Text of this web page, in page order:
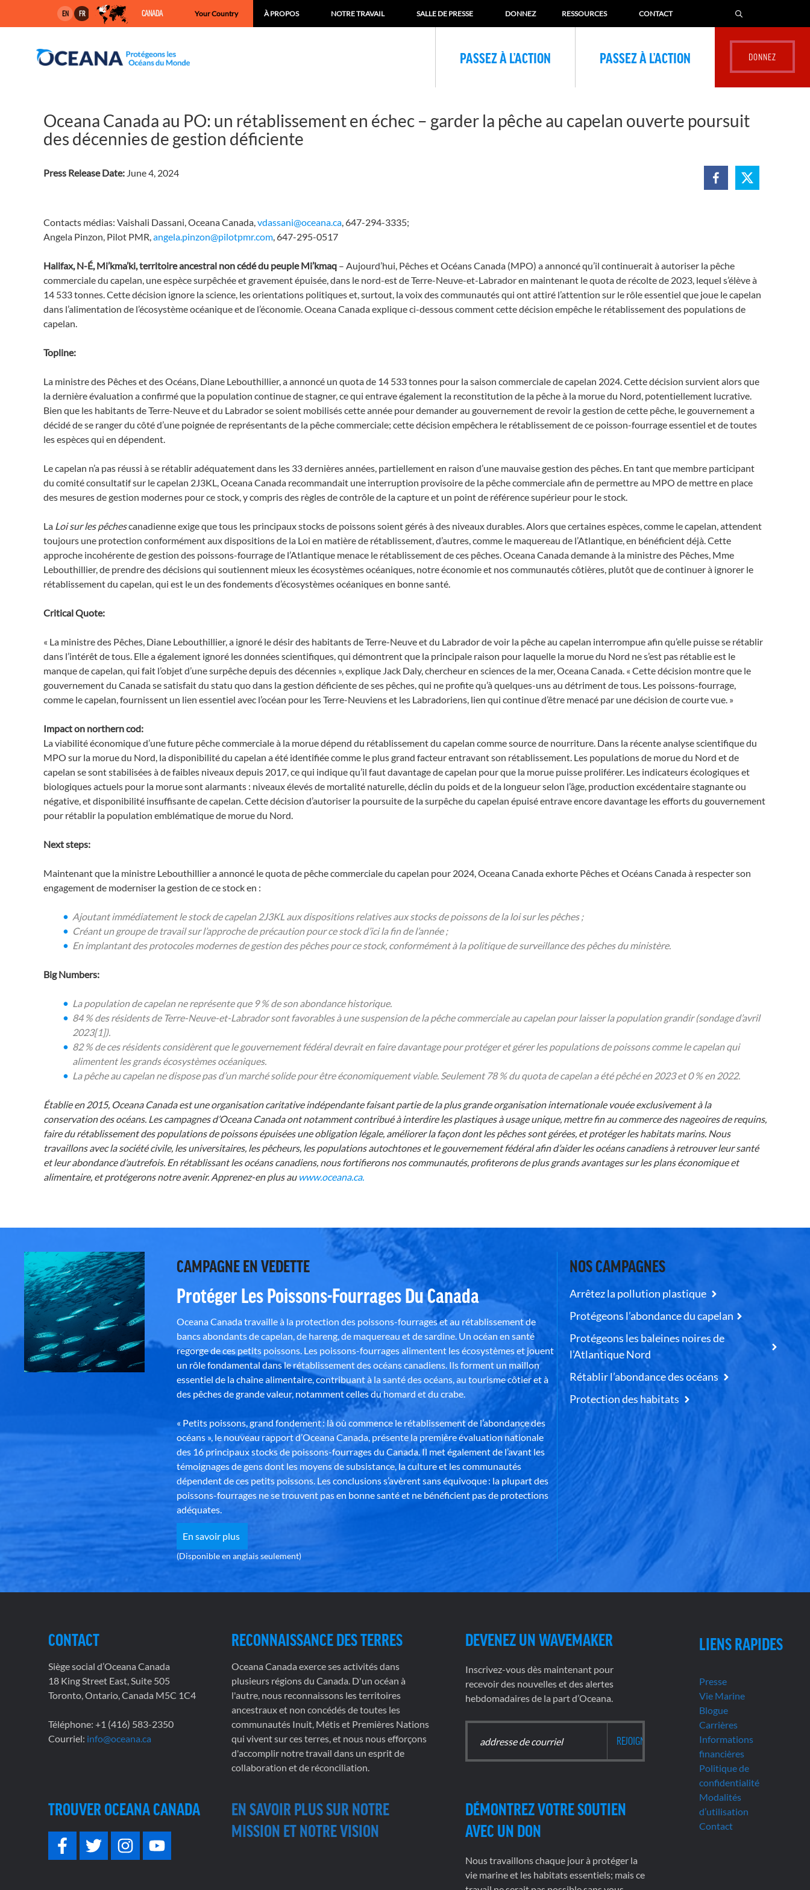
EN FR CANADA Your Country À PROPOS NOTRE TRAVAIL SALLE DE PRESSE DONNEZ RESSOURCES CONTACT
PASSEZ À L’ACTION PASSEZ À L’ACTION
Oceana Canada au PO: un rétablissement en échec – garder la pêche au capelan ouverte poursuit
des décennies de gestion déficiente
Press Release Date: June 4, 2024
Contacts médias: Vaishali Dassani, Oceana Canada,vdassani@oceana.ca, 647-294-3335;
Angela Pinzon, Pilot PMR,angela.pinzon@pilotpmr.com, 647-295-0517
Halifax, N-É, Mi’kma’ki, territoire ancestral non cédé du peuple Mi’kmaq – Aujourd’hui, Pêches et Océans Canada (MPO) a annoncé qu’il continuerait à autoriser la pêche
commerciale du capelan, une espèce surpêchée et gravement épuisée, dans le nord-est de Terre-Neuve-et-Labrador en maintenant le quota de récolte de 2023, lequel s’élève à
14 533 tonnes. Cette décision ignore la science, les orientations politiques et, surtout, la voix des communautés qui ont attiré l’attention sur le rôle essentiel que joue le capelan
dans l’alimentation de l’écosystème océanique et de l’économie. Oceana Canada explique ci-dessous comment cette décision empêche le rétablissement des populations de
capelan.
Topline:
La ministre des Pêches et des Océans, Diane Lebouthillier, a annoncé un quota de 14 533 tonnes pour la saison commerciale de capelan 2024. Cette décision survient alors que
la dernière évaluation a confirmé que la population continue de stagner, ce qui entrave également la reconstitution de la pêche à la morue du Nord, potentiellement lucrative.
Bien que les habitants de Terre-Neuve et du Labrador se soient mobilisés cette année pour demander au gouvernement de revoir la gestion de cette pêche, le gouvernement a
décidé de se ranger du côté d’une poignée de représentants de la pêche commerciale; cette décision empêchera le rétablissement de ce poisson-fourrage essentiel et de toutes
les espèces qui en dépendent.
Le capelan n’a pas réussi à se rétablir adéquatement dans les 33 dernières années, partiellement en raison d’une mauvaise gestion des pêches. En tant que membre participant
du comité consultatif sur le capelan 2J3KL, Oceana Canada recommandait une interruption provisoire de la pêche commerciale afin de permettre au MPO de mettre en place
des mesures de gestion modernes pour ce stock, y compris des règles de contrôle de la capture et un point de référence supérieur pour le stock.
La Loi sur les pêchescanadienne exige que tous les principaux stocks de poissons soient gérés à des niveaux durables. Alors que certaines espèces, comme le capelan, attendent
toujours une protection conformément aux dispositions de la Loi en matière de rétablissement, d’autres, comme le maquereau de l’Atlantique, en bénéficient déjà. Cette
approche incohérente de gestion des poissons-fourrage de l’Atlantique menace le rétablissement de ces pêches. Oceana Canada demande à la ministre des Pêches, Mme
Lebouthillier, de prendre des décisions qui soutiennent mieux les écosystèmes océaniques, notre économie et nos communautés côtières, plutôt que de continuer à ignorer le
rétablissement du capelan, qui est le un des fondements d’écosystèmes océaniques en bonne santé.
Critical Quote:
« La ministre des Pêches, Diane Lebouthillier, a ignoré le désir des habitants de Terre-Neuve et du Labrador de voir la pêche au capelan interrompue afin qu’elle puisse se rétablir
dans l’intérêt de tous. Elle a également ignoré les données scientifiques, qui démontrent que la principale raison pour laquelle la morue du Nord ne s’est pas rétablie est le
manque de capelan, qui fait l’objet d’une surpêche depuis des décennies », explique Jack Daly, chercheur en sciences de la mer, Oceana Canada. « Cette décision montre que le
gouvernement du Canada se satisfait du statu quo dans la gestion déficiente de ses pêches, qui ne profite qu’à quelques-uns au détriment de tous. Les poissons-fourrage,
comme le capelan, fournissent un lien essentiel avec l’océan pour les Terre-Neuviens et les Labradoriens, lien qui continue d’être menacé par une décision de courte vue. »
Impact on northern cod:
La viabilité économique d’une future pêche commerciale à la morue dépend du rétablissement du capelan comme source de nourriture. Dans la récente analyse scientifique du
MPO sur la morue du Nord, la disponibilité du capelan a été identifiée comme le plus grand facteur entravant son rétablissement. Les populations de morue du Nord et de
capelan se sont stabilisées à de faibles niveaux depuis 2017, ce qui indique qu’il faut davantage de capelan pour que la morue puisse proliférer. Les indicateurs écologiques et
biologiques actuels pour la morue sont alarmants : niveaux élevés de mortalité naturelle, déclin du poids et de la longueur selon l’âge, production excédentaire stagnante ou
négative, et disponibilité insuffisante de capelan. Cette décision d’autoriser la poursuite de la surpêche du capelan épuisé entrave encore davantage les efforts du gouvernement
pour rétablir la population emblématique de morue du Nord.
Next steps:
Maintenant que la ministre Lebouthillier a annoncé le quota de pêche commerciale du capelan pour 2024, Oceana Canada exhorte Pêches et Océans Canada à respecter son
engagement de moderniser la gestion de ce stock en :
Ajoutant immédiatement le stock de capelan 2J3KL aux dispositions relatives aux stocks de poissons de la loi sur les pêches ;
Créant un groupe de travail sur l’approche de précaution pour ce stock d’ici la fin de l’année ;
En implantant des protocoles modernes de gestion des pêches pour ce stock, conformément à la politique de surveillance des pêches du ministère.
Big Numbers:
La population de capelan ne représente que 9 % de son abondance historique.
84 % des résidents de Terre-Neuve-et-Labrador sont favorables à une suspension de la pêche commerciale au capelan pour laisser la population grandir (sondage d’avril
2023[1]).
82 % de ces résidents considèrent que le gouvernement fédéral devrait en faire davantage pour protéger et gérer les populations de poissons comme le capelan qui
alimentent les grands écosystèmes océaniques.
La pêche au capelan ne dispose pas d’un marché solide pour être économiquement viable. Seulement 78 % du quota de capelan a été pêché en 2023 et 0 % en 2022.
Établie en 2015, Oceana Canada est une organisation caritative indépendante faisant partie de la plus grande organisation internationale vouée exclusivement à la
conservation des océans. Les campagnes d’Oceana Canada ont notamment contribué à interdire les plastiques à usage unique, mettre fin au commerce des nageoires de requins,
faire du rétablissement des populations de poissons épuisées une obligation légale, améliorer la façon dont les pêches sont gérées, et protéger les habitats marins. Nous
travaillons avec la société civile, les universitaires, les pêcheurs, les populations autochtones et le gouvernement fédéral afin d’aider les océans canadiens à retrouver leur santé
et leur abondance d’autrefois. En rétablissant les océans canadiens, nous fortifierons nos communautés, profiterons de plus grands avantages sur les plans économique et
alimentaire, et protégerons notre avenir. Apprenez-en plus au www.oceana.ca.
CAMPAGNE EN VEDETTE
Protéger Les Poissons-Fourrages Du Canada
Oceana Canada travaille à la protection des poissons-fourrages et au rétablissement de
bancs abondants de capelan, de hareng, de maquereau et de sardine. Un océan en santé
regorge de ces petits poissons. Les poissons-fourrages alimentent les écosystèmes et jouent
un rôle fondamental dans le rétablissement des océans canadiens. Ils forment un maillon
essentiel de la chaîne alimentaire, contribuant à la santé des océans, au tourisme côtier et à
des pêches de grande valeur, notamment celles du homard et du crabe.
« Petits poissons, grand fondement : là où commence le rétablissement de l’abondance des
océans », le nouveau rapport d’Oceana Canada, présente la première évaluation nationale
des 16 principaux stocks de poissons-fourrages du Canada. Il met également de l’avant les
témoignages de gens dont les moyens de subsistance, la culture et les communautés
dépendent de ces petits poissons. Les conclusions s’avèrent sans équivoque : la plupart des
poissons-fourrages ne se trouvent pas en bonne santé et ne bénéficient pas de protections
adéquates.
En savoir plus
(Disponible en anglais seulement)
NOS CAMPAGNES
Arrêtez la pollution plastique
Protégeons l’abondance du capelan
Protégeons les baleines noires de
l’Atlantique Nord
Rétablir l’abondance des océans
Protection des habitats
CONTACT
Siège social d’Oceana Canada
18 King Street East, Suite 505
Toronto, Ontario, Canada M5C 1C4
Téléphone: +1 (416) 583-2350
Courriel: info@oceana.ca
TROUVER OCEANA CANADA
RECONNAISSANCE DES TERRES
Oceana Canada exerce ses activités dans
plusieurs régions du Canada. D'un océan à
l'autre, nous reconnaissons les territoires
ancestraux et non concédés de toutes les
communautés Inuit, Métis et Premières Nations
qui vivent sur ces terres, et nous nous efforçons
d'accomplir notre travail dans un esprit de
collaboration et de réconciliation.
EN SAVOIR PLUS SUR NOTRE
MISSION ET NOTRE VISION
DEVENEZ UN WAVEMAKER
Inscrivez-vous dès maintenant pour
recevoir des nouvelles et des alertes
hebdomadaires de la part d’Oceana.
DÉMONTREZ VOTRE SOUTIEN
AVEC UN DON
Nous travaillons chaque jour à protéger la
vie marine et les habitats essentiels; mais ce
LIENS RAPIDES
Presse
Vie Marine
Blogue
Carrières
Informations
financières
Politique de
confidentialité
Modalités
d’utilisation
Contact